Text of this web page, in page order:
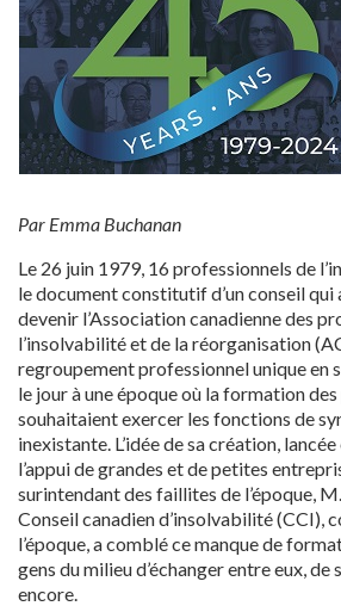
Par Emma Buchanan
Le 26 juin 1979, 16 professionnels de
le document constitutif d’un conseil
devenir l’Association canadienne des
l’insolvabilité et de la réorganisation
regroupement professionnel unique en
le jour à une époque où la formation
souhaitaient exercer les fonctions de
inexistante. L’idée de sa création,
l’appui de grandes et de petites
surintendant des faillites de l’époque,
Conseil canadien d’insolvabilité (CCI),
l’époque, a comblé ce manque de
gens du milieu d’échanger entre eux, de
encore.